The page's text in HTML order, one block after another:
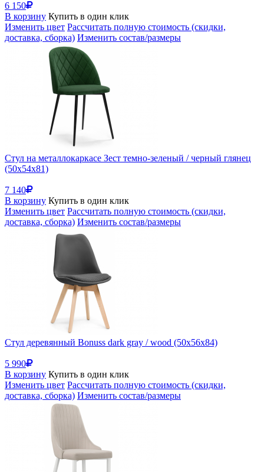
6 150
В корзину Купить в один клик
Изменить цвет Рассчитать полную стоимость (скидки,
доставка, сборка) Изменить состав/размеры
Стул на металлокаркасе Зест темно-зеленый / черный глянец
(50x54x81)
7 140
В корзину Купить в один клик
Изменить цвет Рассчитать полную стоимость (скидки,
доставка, сборка) Изменить состав/размеры
Стул деревянный Bonuss dark gray / wood (50x56x84)
5 990
В корзину Купить в один клик
Изменить цвет Рассчитать полную стоимость (скидки,
доставка, сборка) Изменить состав/размеры